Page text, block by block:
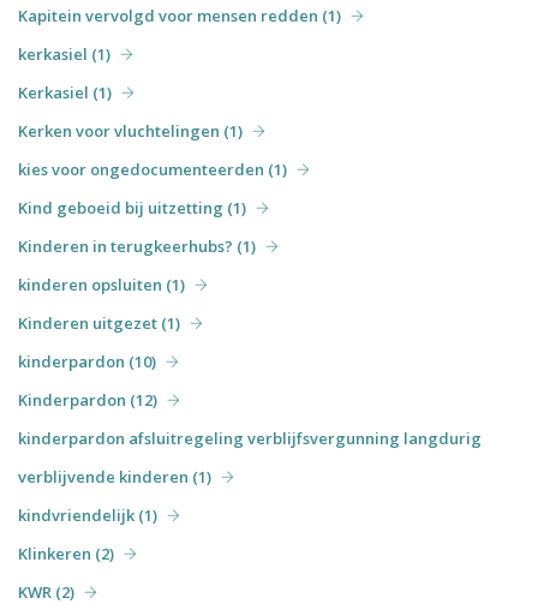
Kapitein vervolgd voor mensen redden (1)
kerkasiel (1)
Kerkasiel (1)
Kerken voor vluchtelingen (1)
kies voor ongedocumenteerden (1)
Kind geboeid bij uitzetting (1)
Kinderen in terugkeerhubs? (1)
kinderen opsluiten (1)
Kinderen uitgezet (1)
kinderpardon (10)
Kinderpardon (12)
kinderpardon afsluitregeling verblijfsvergunning langdurig
verblijvende kinderen (1)
kindvriendelijk (1)
Klinkeren (2)
KWR (2)